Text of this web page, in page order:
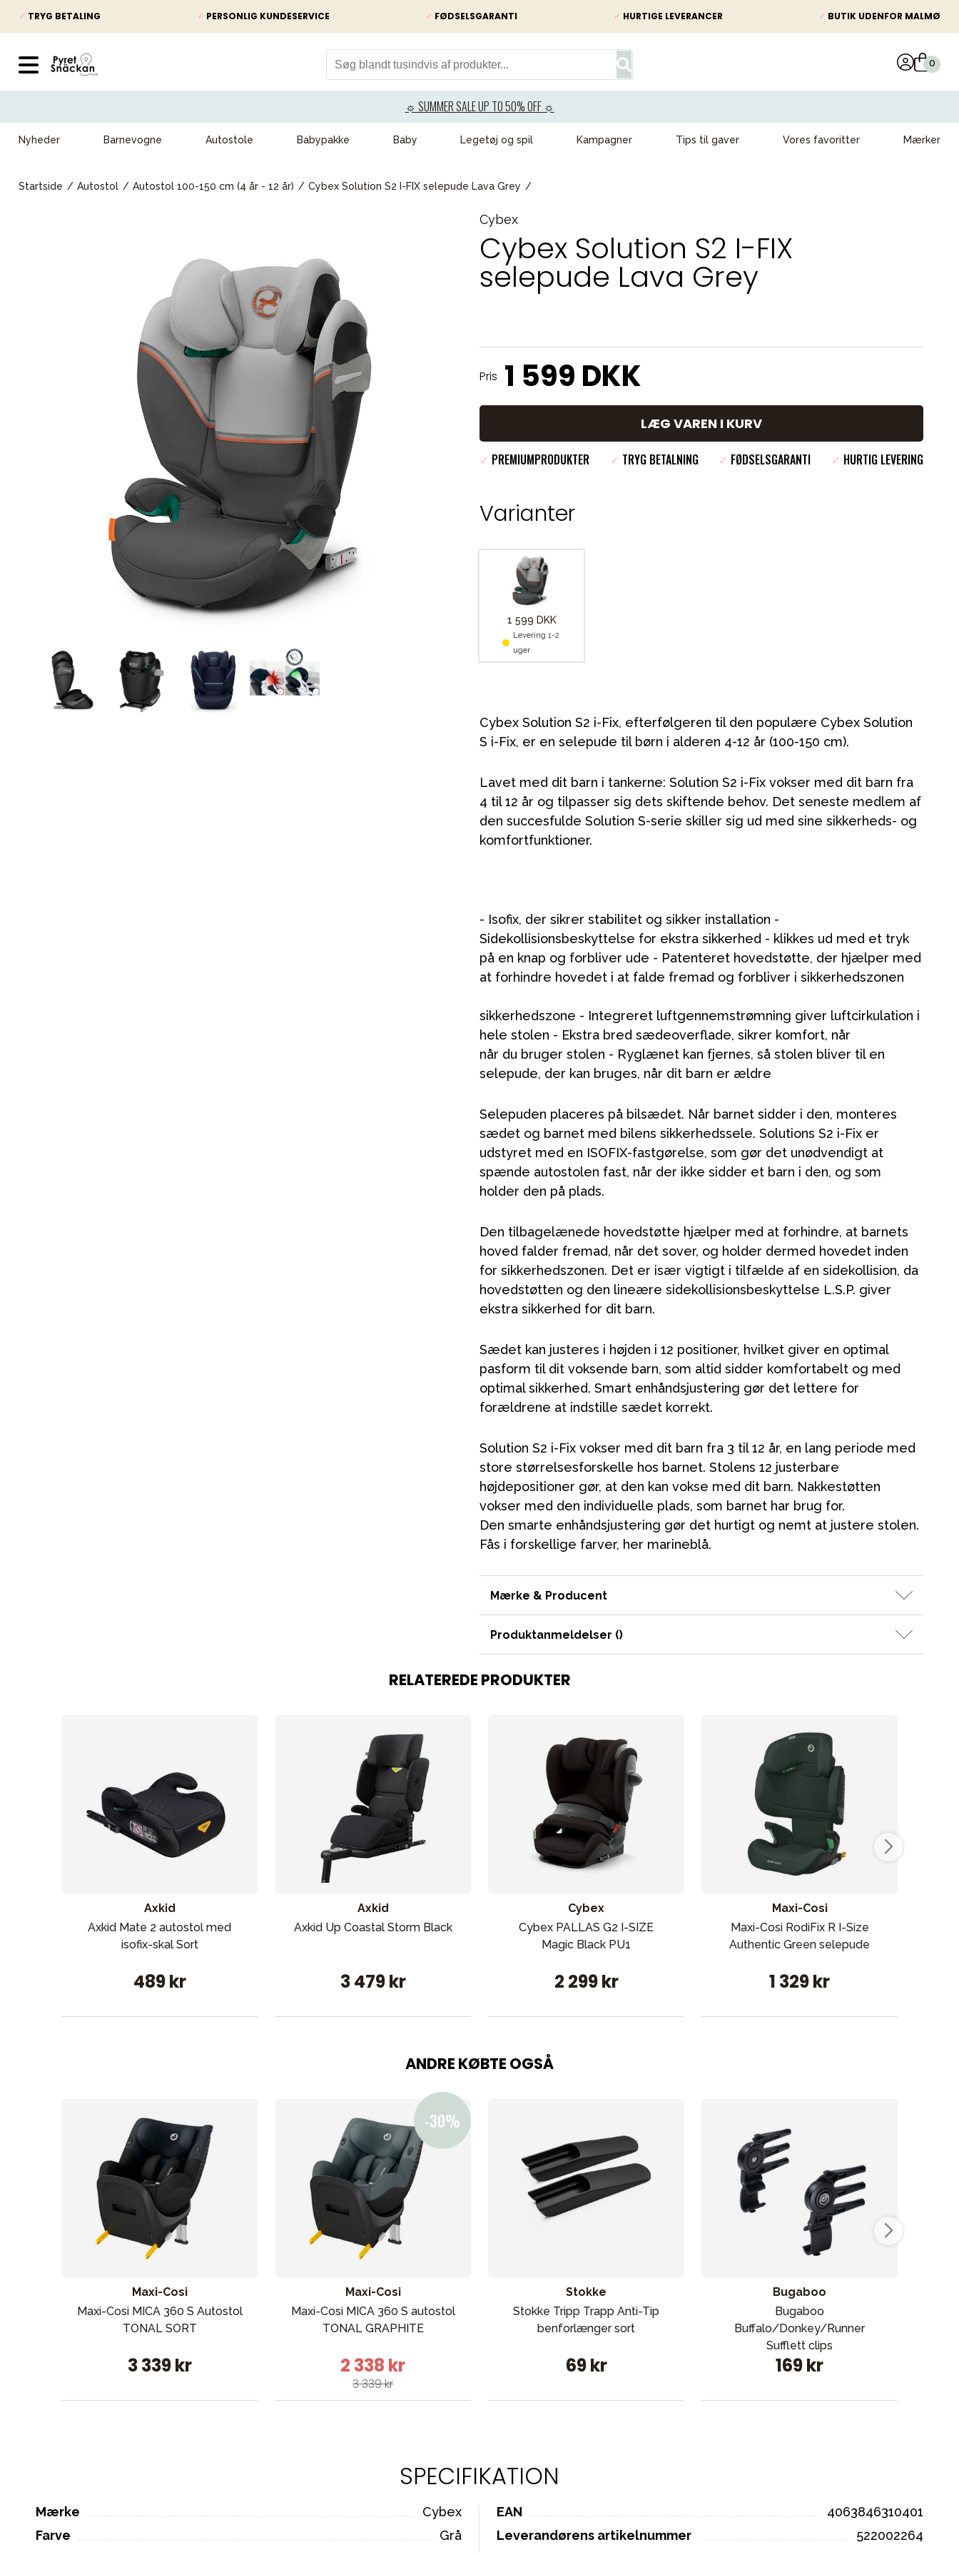
✓ TRYG BETALING ✓ PERSONLIG KUNDESERVICE ✓ FØDSELSGARANTI ✓ HURTIGE LEVERANCER ✓ BUTIK UDENFOR MALMØ
☼ SUMMER SALE UP TO 50% OFF ☼
Nyheder Barnevogne Autostole Babypakke Baby Legetøj og spil Kampagner Tips til gaver Vores favoritter Mærker
Startside Autostol Autostol 100-150 cm (4 år - 12 år) Cybex Solution S2 I-FIX selepude Lava Grey
Cybex
Cybex Solution S2 I-FIX
selepude Lava Grey
Pris 1 599 DKK
LÆG VAREN I KURV
✓ PREMIUMPRODUKTER ✓ TRYG BETALNING ✓ FØDSELSGARANTI ✓ HURTIG LEVERING
Varianter
1 599 DKK
Levering 1-2
uger
Cybex Solution S2 i-Fix, efterfølgeren til den populære Cybex Solution
S i-Fix, er en selepude til børn i alderen 4-12 år (100-150 cm).
Lavet med dit barn i tankerne: Solution S2 i-Fix vokser med dit barn fra
4 til 12 år og tilpasser sig dets skiftende behov. Det seneste medlem af
den succesfulde Solution S-serie skiller sig ud med sine sikkerheds- og
komfortfunktioner.
- Isofix, der sikrer stabilitet og sikker installation -
Sidekollisionsbeskyttelse for ekstra sikkerhed - klikkes ud med et tryk
på en knap og forbliver ude - Patenteret hovedstøtte, der hjælper med
at forhindre hovedet i at falde fremad og forbliver i sikkerhedszonen
sikkerhedszone - Integreret luftgennemstrømning giver luftcirkulation i
hele stolen - Ekstra bred sædeoverflade, sikrer komfort, når
når du bruger stolen - Ryglænet kan fjernes, så stolen bliver til en
selepude, der kan bruges, når dit barn er ældre
Selepuden placeres på bilsædet. Når barnet sidder i den, monteres
sædet og barnet med bilens sikkerhedssele. Solutions S2 i-Fix er
udstyret med en ISOFIX-fastgørelse, som gør det unødvendigt at
spænde autostolen fast, når der ikke sidder et barn i den, og som
holder den på plads.
Den tilbagelænede hovedstøtte hjælper med at forhindre, at barnets
hoved falder fremad, når det sover, og holder dermed hovedet inden
for sikkerhedszonen. Det er især vigtigt i tilfælde af en sidekollision, da
hovedstøtten og den lineære sidekollisionsbeskyttelse L.S.P. giver
ekstra sikkerhed for dit barn.
Sædet kan justeres i højden i 12 positioner, hvilket giver en optimal
pasform til dit voksende barn, som altid sidder komfortabelt og med
optimal sikkerhed. Smart enhåndsjustering gør det lettere for
forældrene at indstille sædet korrekt.
Solution S2 i-Fix vokser med dit barn fra 3 til 12 år, en lang periode med
store størrelsesforskelle hos barnet. Stolens 12 justerbare
højdepositioner gør, at den kan vokse med dit barn. Nakkestøtten
vokser med den individuelle plads, som barnet har brug for.
Den smarte enhåndsjustering gør det hurtigt og nemt at justere stolen.
Fås i forskellige farver, her marineblå.
Mærke & Producent
Produktanmeldelser ()
RELATEREDE PRODUKTER
Axkid
Axkid Mate 2 autostol med
isofix-skal Sort
489 kr
Axkid
Axkid Up Coastal Storm Black
3 479 kr
Cybex
Cybex PALLAS G2 I-SIZE
Magic Black PU1
2 299 kr
Maxi-Cosi
Maxi-Cosi RodiFix R I-Size
Authentic Green selepude
1 329 kr
ANDRE KØBTE OGSÅ
Maxi-Cosi
Maxi-Cosi MICA 360 S Autostol
TONAL SORT
3 339 kr
Maxi-Cosi
Maxi-Cosi MICA 360 S autostol
TONAL GRAPHITE
2 338 kr
3 339 kr
Stokke
Stokke Tripp Trapp Anti-Tip
benforlænger sort
69 kr
Bugaboo
Bugaboo
Buffalo/Donkey/Runner
Sufflett clips
169 kr
SPECIFIKATION
Mærke
Cybex
Farve
Grå
EAN
4063846310401
Leverandørens artikelnummer
522002264
VÅRT SORTIMENT
Mor & Far
Møbler & sengetøj
Tilbehør
Reservedele
Kampagner
Tips til gaver
Vores favoritter
Mærker
Guide Kontakt os på Vores butik